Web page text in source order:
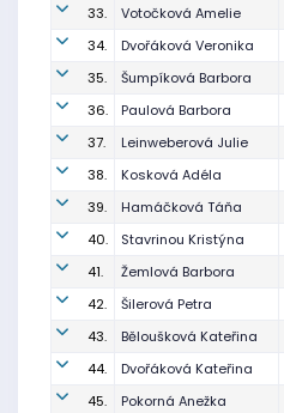
33.
Votočková Amelie
34.
Dvořáková Veronika
35.
Šumpíková Barbora
36.
Paulová Barbora
37.
Leinweberová Julie
38.
Kosková Adéla
39.
Hamáčková Táňa
40.
Stavrinou Kristýna
41.
Žemlová Barbora
42.
Šilerová Petra
43.
Běloušková Kateřina
44.
Dvořáková Kateřina
45.
Pokorná Anežka